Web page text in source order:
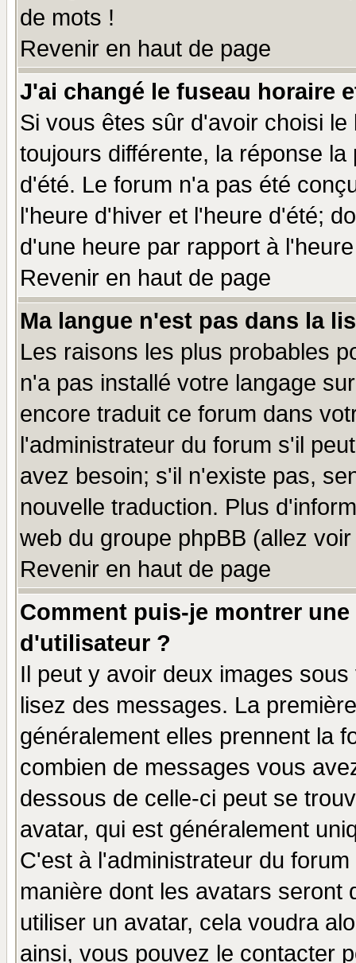
de mots !
Revenir en haut de page
J'ai changé le fuseau horaire
Si vous êtes sûr d'avoir choisi
toujours différente, la réponse
d'été. Le forum n'a pas été
l'heure d'hiver et l'heure d'été;
d'une heure par rapport à
Revenir en haut de page
Ma langue n'est pas dans la
Les raisons les plus probables
n'a pas installé votre langage
encore traduit ce forum dans
l'administrateur du forum s'il
avez besoin; s'il n'existe pas,
nouvelle traduction. Plus
web du groupe phpBB (allez
Revenir en haut de page
Comment puis-je montrer
d'utilisateur ?
Il peut y avoir deux images
lisez des messages. La
généralement elles prennent la
combien de messages vous
dessous de celle-ci peut se
avatar, qui est généralement
C'est à l'administrateur du
manière dont les avatars seront
utiliser un avatar, cela voudra
ainsi, vous pouvez le contacter